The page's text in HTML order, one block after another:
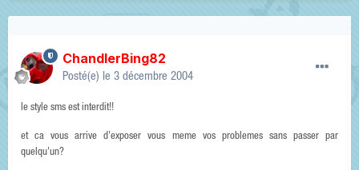
ChandlerBing82
Posté(e) le 3 décembre 2004
le style sms est interdit!!
et ca vous arrive d'exposer vous meme vos problemes sans passer par
quelqu'un?